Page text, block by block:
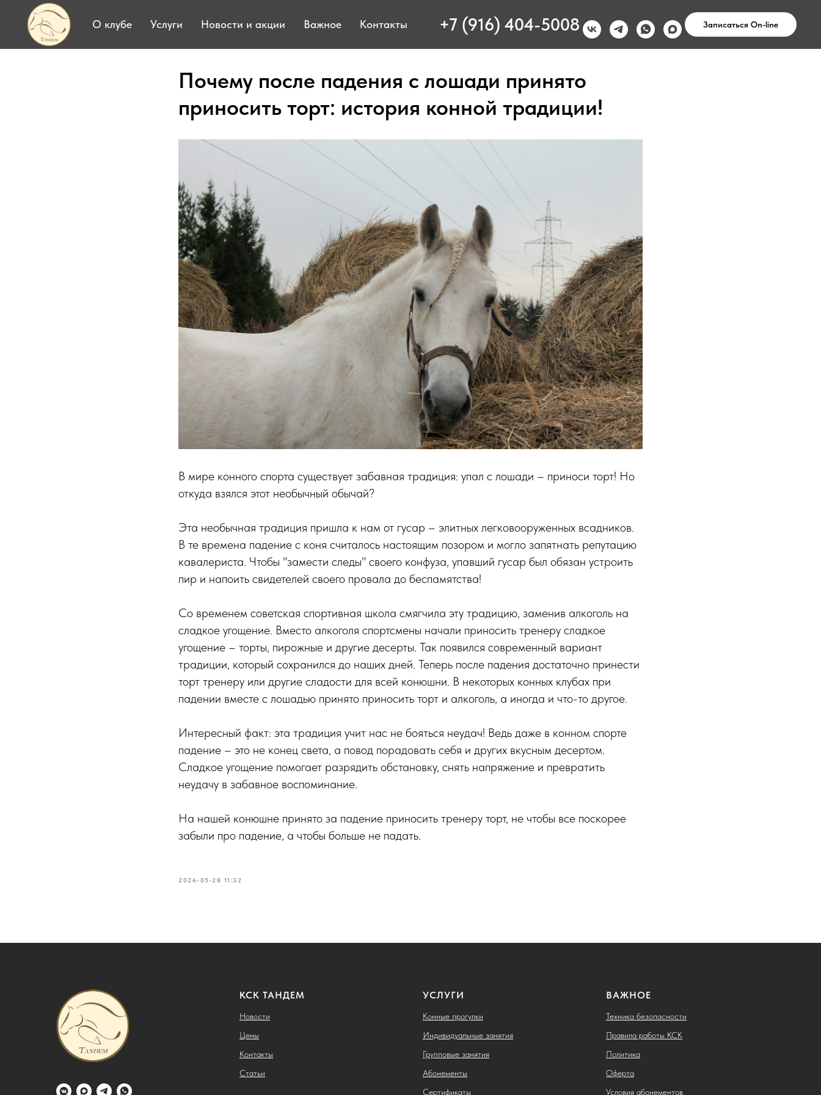
О клубе Услуги Новости и акции Важное Контакты +7 (916) 404-5008 Записаться On-line
Почему после падения с лошади принято
приносить торт: история конной традиции!
В мире конного спорта существует забавная традиция: упал с лошади – приноси торт! Но
откуда взялся этот необычный обычай?
Эта необычная традиция пришла к нам от гусар – элитных легковооруженных всадников.
В те времена падение с коня считалось настоящим позором и могло запятнать репутацию
кавалериста. Чтобы "замести следы" своего конфуза, упавший гусар был обязан устроить
пир и напоить свидетелей своего провала до беспамятства!
Со временем советская спортивная школа смягчила эту традицию, заменив алкоголь на
сладкое угощение. Вместо алкоголя спортсмены начали приносить тренеру сладкое
угощение – торты, пирожные и другие десерты. Так появился современный вариант
традиции, который сохранился до наших дней. Теперь после падения достаточно принести
торт тренеру или другие сладости для всей конюшни. В некоторых конных клубах при
падении вместе с лошадью принято приносить торт и алкоголь, а иногда и что-то другое.
Интересный факт: эта традиция учит нас не бояться неудач! Ведь даже в конном спорте
падение – это не конец света, а повод порадовать себя и других вкусным десертом.
Сладкое угощение помогает разрядить обстановку, снять напряжение и превратить
неудачу в забавное воспоминание.
На нашей конюшне принято за падение приносить тренеру торт, не чтобы все поскорее
забыли про падение, а чтобы больше не падать.
2026-05-28 11:32
КСК ТАНДЕМ
Новости
Цены
Контакты
Статьи
УСЛУГИ
Конные прогулки
Индивидуальные занятия
Групповые занятия
Абонементы
Сертификаты
ВАЖНОЕ
Техника безопасности
Правила работы КСК
Политика
Оферта
Условия абонементов